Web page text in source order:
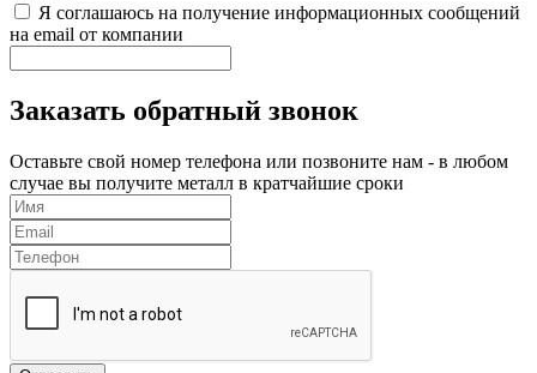
Я соглашаюсь на получение информационных сообщений
на email от компании
Заказать обратный звонок
Оставьте свой номер телефона или позвоните нам - в любом
случае вы получите металл в кратчайшие сроки